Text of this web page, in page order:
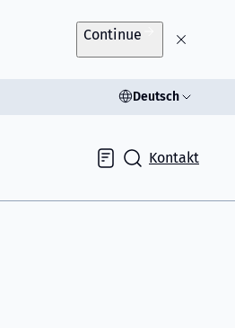
Continue
Deutsch
Inquiry
Kontakt